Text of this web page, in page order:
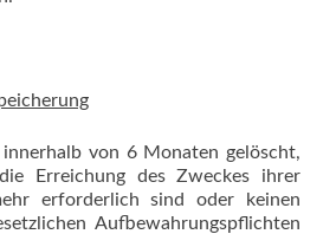
von 6 Monaten gelöscht,
Erreichung des Zweckes ihrer
erforderlich sind oder keinen
Aufbewahrungspflichten